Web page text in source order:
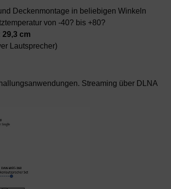
Deckenmontage in beliebigen Winkeln
von -40? bis +80?
cm
Lautsprecher)
Streaming über DLNA